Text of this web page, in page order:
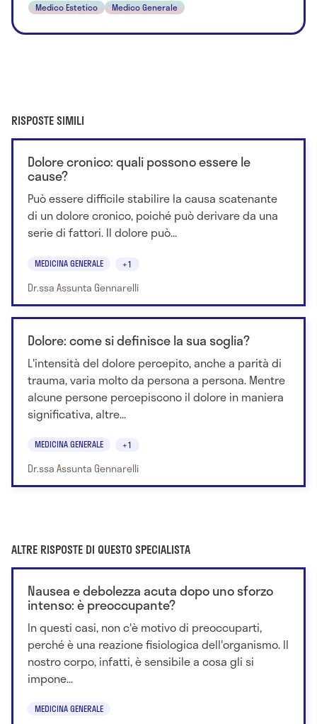
Medico Estetico Medico Generale
RISPOSTE SIMILI
Dolore cronico: quali possono essere le
cause?
Può essere difficile stabilire la causa scatenante
di un dolore cronico, poiché può derivare da una
serie di fattori. Il dolore può...
MEDICINA GENERALE +1
Dr.ssa Assunta Gennarelli
Dolore: come si definisce la sua soglia?
L'intensità del dolore percepito, anche a parità di
trauma, varia molto da persona a persona. Mentre
alcune persone percepiscono il dolore in maniera
significativa, altre...
MEDICINA GENERALE +1
Dr.ssa Assunta Gennarelli
ALTRE RISPOSTE DI QUESTO SPECIALISTA
Nausea e debolezza acuta dopo uno sforzo
intenso: è preoccupante?
In questi casi, non c'è motivo di preoccuparti,
perché è una reazione fisiologica dell'organismo. Il
nostro corpo, infatti, è sensibile a cosa gli si
impone...
MEDICINA GENERALE